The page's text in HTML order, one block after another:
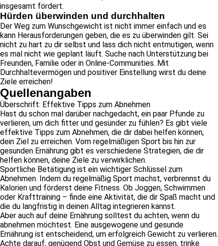
insgesamt fördert.
Hürden überwinden und durchhalten
Der Weg zum Wunschgewicht ist nicht immer einfach und es
kann Herausforderungen geben, die es zu überwinden gilt. Sei
nicht zu hart zu dir selbst und lass dich nicht entmutigen, wenn
es mal nicht wie geplant läuft. Suche nach Unterstützung bei
Freunden, Familie oder in Online-Communities. Mit
Durchhaltevermögen und positiver Einstellung wirst du deine
Ziele erreichen!
Quellenangaben
Überschrift: Effektive Tipps zum Abnehmen
Hast du schon mal darüber nachgedacht, ein paar Pfunde zu
verlieren, um dich fitter und gesünder zu fühlen? Es gibt viele
effektive Tipps zum Abnehmen, die dir dabei helfen können,
dein Ziel zu erreichen. Vom regelmäßigen Sport bis hin zur
gesunden Ernährung gibt es verschiedene Strategien, die dir
helfen können, deine Ziele zu verwirklichen.
Sportliche Betätigung ist ein wichtiger Schlüssel zum
Abnehmen. Indem du regelmäßig Sport machst, verbrennst du
Kalorien und förderst deine Fitness. Ob Joggen, Schwimmen
oder Krafttraining – finde eine Aktivität, die dir Spaß macht und
die du langfristig in deinen Alltag integrieren kannst.
Aber auch auf deine Ernährung solltest du achten, wenn du
abnehmen möchtest. Eine ausgewogene und gesunde
Ernährung ist entscheidend, um erfolgreich Gewicht zu verlieren.
Achte darauf, genügend Obst und Gemüse zu essen, trinke